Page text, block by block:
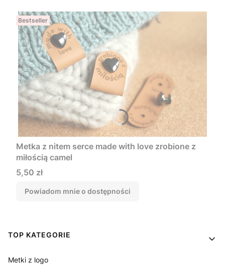
Bestseller
Metka z nitem serce made with love zrobione z
miłością camel
Cena
5,50 zł
Powiadom mnie o dostępności
Linki w stopce
TOP KATEGORIE
Metki z logo